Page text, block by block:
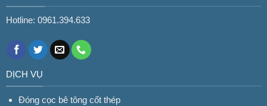
Hotline: 0961.394.633
DỊCH VỤ
Đóng cọc bê tông cốt thép